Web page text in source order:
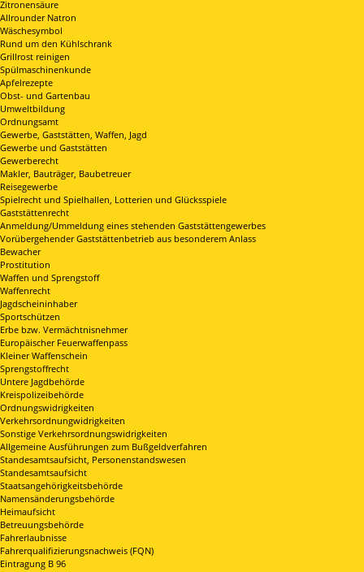
Zitronensäure
Allrounder Natron
Wäschesymbol
Rund um den Kühlschrank
Grillrost reinigen
Spülmaschinenkunde
Apfelrezepte
Obst- und Gartenbau
Umweltbildung
Ordnungsamt
Gewerbe, Gaststätten, Waffen, Jagd
Gewerbe und Gaststätten
Gewerberecht
Makler, Bauträger, Baubetreuer
Reisegewerbe
Spielrecht und Spielhallen, Lotterien und Glücksspiele
Gaststättenrecht
Anmeldung/Ummeldung eines stehenden Gaststättengewerbes
Vorübergehender Gaststättenbetrieb aus besonderem Anlass
Bewacher
Prostitution
Waffen und Sprengstoff
Waffenrecht
Jagdscheininhaber
Sportschützen
Erbe bzw. Vermächtnisnehmer
Europäischer Feuerwaffenpass
Kleiner Waffenschein
Sprengstoffrecht
Untere Jagdbehörde
Kreispolizeibehörde
Ordnungswidrigkeiten
Verkehrsordnungwidrigkeiten
Sonstige Verkehrsordnungswidrigkeiten
Allgemeine Ausführungen zum Bußgeldverfahren
Standesamtsaufsicht, Personenstandswesen
Standesamtsaufsicht
Staatsangehörigkeitsbehörde
Namensänderungsbehörde
Heimaufsicht
Betreuungsbehörde
Fahrerlaubnisse
Fahrerqualifizierungsnachweis (FQN)
Eintragung B 96